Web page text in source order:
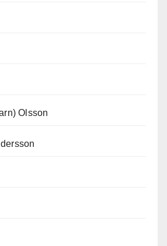
Olsson